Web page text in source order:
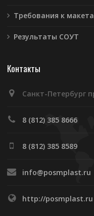
Требования к
Результаты СОУТ
Контакты
Санкт-Петербург
8 (812) 385 8666
8 (812) 385 8589
info@posmplast.ru
http://posmplast.ru